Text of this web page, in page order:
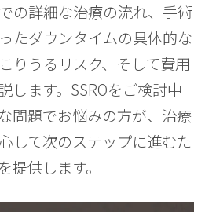
の詳細な治療の流れ、手術
たダウンタイムの具体的な
りうるリスク、そして費用
します。SSROをご検討中
問題でお悩みの方が、治療
して次のステップに進むた
提供します。